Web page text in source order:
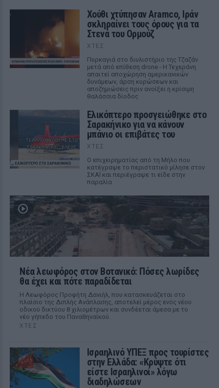
Χούθι χτύπησαν Aramco, Ιράν
σκληραίνει τους όρους για τα
Στενά του Ορμούζ
ΧΤΕΣ
Πυρκαγιά στο διυλιστήριο της Τζαζάν
μετά από επίθεση drone - Η Τεχεράνη
απαιτεί αποχώρηση αμερικανικών
δυνάμεων, άρση κυρώσεων και
αποζημιώσεις πριν ανοίξει η κρίσιμη
θαλάσσια δίοδος
Ελικόπτερο προσγειώθηκε στο
Σαρακήνικο για να κάνουν
μπάνιο οι επιβάτες του
ΧΤΕΣ
Ο επιχειρηματίας από τη Μήλο που
κατέγραψε το περιστατικό μίλησε στον
ΣΚΑΪ και περιέγραψε τι είδε στην
παραλία
Νέα λεωφόρος στον Βοτανικό: Πόσες λωρίδες
θα έχει και πότε παραδίδεται
Η Λεωφόρος Προφήτη Δανιήλ, που κατασκευάζεται στο
πλαίσιο της Διπλής Ανάπλασης, αποτελεί μέρος ενός νέου
οδικού δικτύου 8 χιλιομέτρων και συνδέεται άμεσα με το
νέο γήπεδο του Παναθηναϊκού.
ΧΤΕΣ
Ισραηλινό ΥΠΕΞ προς τουρίστες
στην Ελλάδα: «Κρύψτε ότι
είστε Ισραηλινοί» λόγω
διαδηλώσεων